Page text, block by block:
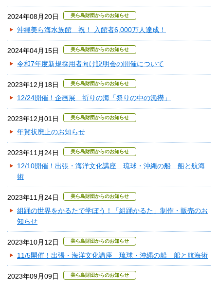
2024年08月20日 美ら島財団からのお知らせ
沖縄美ら海水族館 祝！ 入館者6,000万人達成！
2024年04月15日 美ら島財団からのお知らせ
令和7年度新規採用者向け説明会の開催について
2023年12月18日 美ら島財団からのお知らせ
12/24開催！企画展 祈りの海「祭りの中の漁撈」
2023年12月01日 美ら島財団からのお知らせ
年賀状廃止のお知らせ
2023年11月24日 美ら島財団からのお知らせ
12/10開催！出張・海洋文化講座 琉球・沖縄の船 船と航海
術
2023年11月24日 美ら島財団からのお知らせ
組踊の世界をかるたで学ぼう！「組踊かるた」制作・販売のお
知らせ
2023年10月12日 美ら島財団からのお知らせ
11/5開催！出張・海洋文化講座 琉球・沖縄の船 船と航海術
2023年09月09日 美ら島財団からのお知らせ